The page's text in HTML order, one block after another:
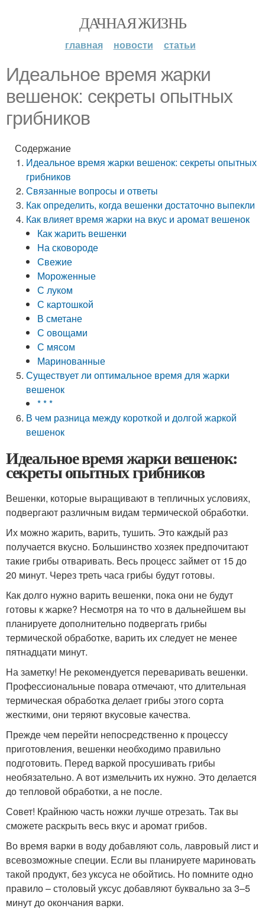
ДАЧНАЯ ЖИЗНЬ
главная новости статьи
Идеальное время жарки
вешенок: секреты опытных
грибников
Содержание
Идеальное время жарки вешенок: секреты опытных
грибников
Связанные вопросы и ответы
Как определить, когда вешенки достаточно выпекли
Как влияет время жарки на вкус и аромат вешенок
Как жарить вешенки
На сковороде
Свежие
Мороженные
С луком
С картошкой
В сметане
С овощами
С мясом
Маринованные
Существует ли оптимальное время для жарки
вешенок
* * *
В чем разница между короткой и долгой жаркой
вешенок
Идеальное время жарки вешенок:
секреты опытных грибников
Вешенки, которые выращивают в тепличных условиях,
подвергают различным видам термической обработки.
Их можно жарить, варить, тушить. Это каждый раз
получается вкусно. Большинство хозяек предпочитают
такие грибы отваривать. Весь процесс займет от 15 до
20 минут. Через треть часа грибы будут готовы.
Как долго нужно варить вешенки, пока они не будут
готовы к жарке? Несмотря на то что в дальнейшем вы
планируете дополнительно подвергать грибы
термической обработке, варить их следует не менее
пятнадцати минут.
На заметку! Не рекомендуется переваривать вешенки.
Профессиональные повара отмечают, что длительная
термическая обработка делает грибы этого сорта
жесткими, они теряют вкусовые качества.
Прежде чем перейти непосредственно к процессу
приготовления, вешенки необходимо правильно
подготовить. Перед варкой просушивать грибы
необязательно. А вот измельчить их нужно. Это делается
до тепловой обработки, а не после.
Совет! Крайнюю часть ножки лучше отрезать. Так вы
сможете раскрыть весь вкус и аромат грибов.
Во время варки в воду добавляют соль, лавровый лист и
всевозможные специи. Если вы планируете мариновать
такой продукт, без уксуса не обойтись. Но помните одно
правило – столовый уксус добавляют буквально за 3–5
минут до окончания варки.